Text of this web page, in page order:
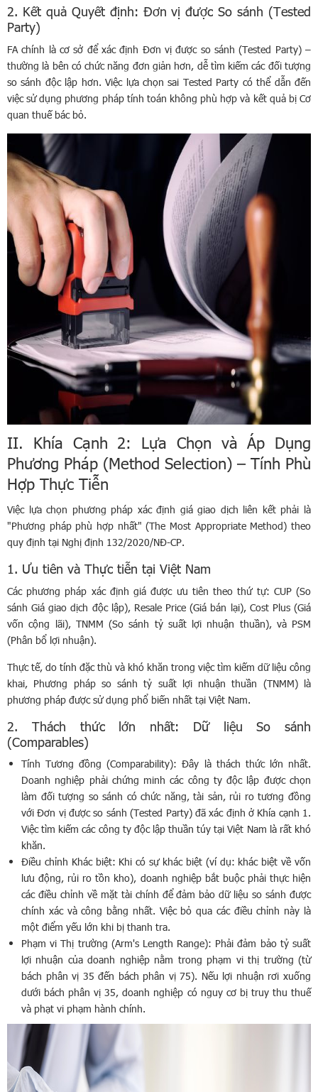
2. Kết quả Quyết định: Đơn vị được So sánh (Tested
Party)
FA chính là cơ sở để xác định Đơn vị được so sánh (Tested Party) –
thường là bên có chức năng đơn giản hơn, dễ tìm kiếm các đối tượng
so sánh độc lập hơn. Việc lựa chọn sai Tested Party có thể dẫn đến
việc sử dụng phương pháp tính toán không phù hợp và kết quả bị Cơ
quan thuế bác bỏ.
II. Khía Cạnh 2: Lựa Chọn và Áp Dụng
Phương Pháp (Method Selection) – Tính Phù
Hợp Thực Tiễn
Việc lựa chọn phương pháp xác định giá giao dịch liên kết phải là
"Phương pháp phù hợp nhất" (The Most Appropriate Method) theo
quy định tại Nghị định 132/2020/NĐ-CP.
1. Ưu tiên và Thực tiễn tại Việt Nam
Các phương pháp xác định giá được ưu tiên theo thứ tự: CUP (So
sánh Giá giao dịch độc lập), Resale Price (Giá bán lại), Cost Plus (Giá
vốn cộng lãi), TNMM (So sánh tỷ suất lợi nhuận thuần), và PSM
(Phân bổ lợi nhuận).
Thực tế, do tính đặc thù và khó khăn trong việc tìm kiếm dữ liệu công
khai, Phương pháp so sánh tỷ suất lợi nhuận thuần (TNMM) là
phương pháp được sử dụng phổ biến nhất tại Việt Nam.
2. Thách thức lớn nhất: Dữ liệu So sánh
(Comparables)
Tính Tương đồng (Comparability): Đây là thách thức lớn nhất.
Doanh nghiệp phải chứng minh các công ty độc lập được chọn
làm đối tượng so sánh có chức năng, tài sản, rủi ro tương đồng
với Đơn vị được so sánh (Tested Party) đã xác định ở Khía cạnh 1.
Việc tìm kiếm các công ty độc lập thuần túy tại Việt Nam là rất khó
khăn.
Điều chỉnh Khác biệt: Khi có sự khác biệt (ví dụ: khác biệt về vốn
lưu động, rủi ro tồn kho), doanh nghiệp bắt buộc phải thực hiện
các điều chỉnh về mặt tài chính để đảm bảo dữ liệu so sánh được
chính xác và công bằng nhất. Việc bỏ qua các điều chỉnh này là
một điểm yếu lớn khi bị thanh tra.
Phạm vi Thị trường (Arm's Length Range): Phải đảm bảo tỷ suất
lợi nhuận của doanh nghiệp nằm trong phạm vi thị trường (từ
bách phân vị 35 đến bách phân vị 75). Nếu lợi nhuận rơi xuống
dưới bách phân vị 35, doanh nghiệp có nguy cơ bị truy thu thuế
và phạt vi phạm hành chính.